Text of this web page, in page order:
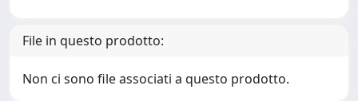
File in questo prodotto:
Non ci sono file associati a questo prodotto.